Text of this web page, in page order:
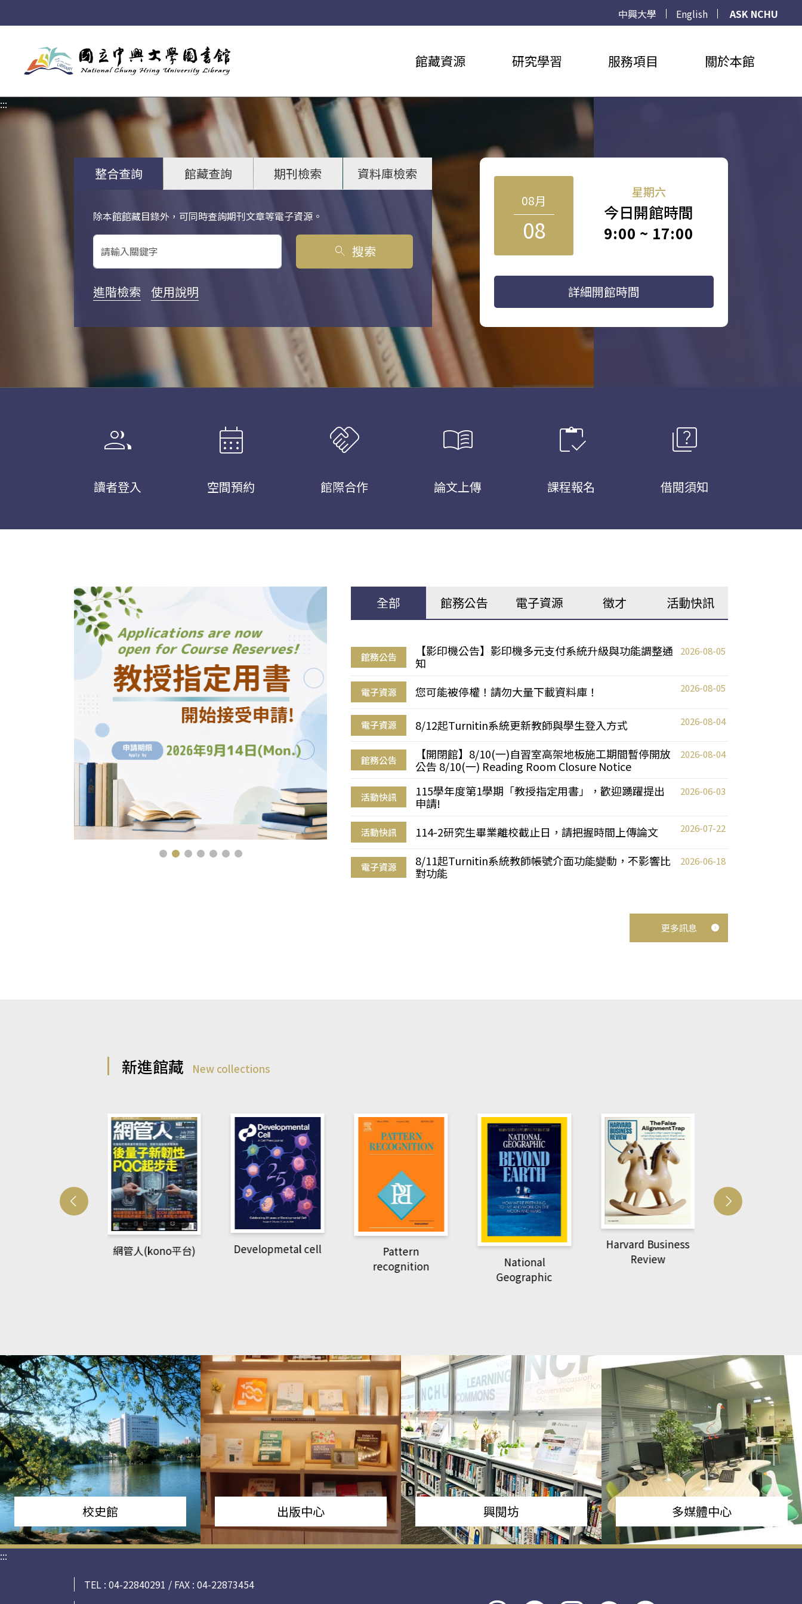
中興大學 English
ASK NCHU
館藏資源 研究學習 服務項目 關於本館
:::
整合查詢 館藏查詢 期刊檢索 資料庫檢索
除本館館藏目錄外，可同時查詢期刊文章等電子資源。
關鍵字搜尋
search 搜索
進階檢索 使用說明
08月
08
星期六
今日開館時間
9:00 ~ 17:00
詳細開館時間
group
讀者登入
calendar_month
空間預約
handshake
館際合作
menu_book
論文上傳
inventory
課程報名
quiz
借閱須知
全部 館務公告 電子資源 徵才 活動快訊
館務公告
【影印機公告】影印機多元支付系統升級與功能調整通
知
2026-08-05
電子資源 您可能被停權！請勿大量下載資料庫！ 2026-08-05
電子資源 8/12起Turnitin系統更新教師與學生登入方式 2026-08-04
館務公告
【開閉館】8/10(一)自習室高架地板施工期間暫停開放
公告 8/10(一) Reading Room Closure Notice
2026-08-04
活動快訊
115學年度第1學期「教授指定用書」，歡迎踴躍提出
申請!
2026-06-03
活動快訊 114-2研究生畢業離校截止日，請把握時間上傳論文 2026-07-22
電子資源
8/11起Turnitin系統教師帳號介面功能變動，不影響比
對功能
2026-06-18
更多訊息
新進館藏 New collections
網管人(kono平台) Developmetal cell
Pattern
recognition
National
Geographic
Harvard Business
Review
校史館 出版中心 興閱坊 多媒體中心
:::
TEL : 04-22840291 / FAX : 04-22873454